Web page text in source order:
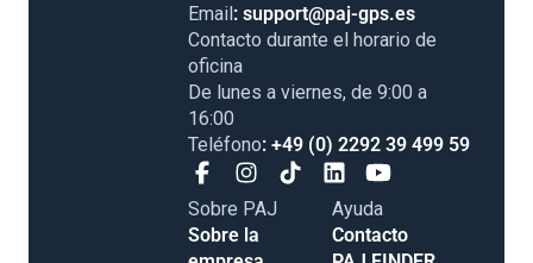
Email: support@paj-gps.es
Contacto durante el horario de
oficina
De lunes a viernes, de 9:00 a
16:00
Teléfono: +49 (0) 2292 39 499 59
Sobre PAJ
Sobre la
Ayuda
Contacto